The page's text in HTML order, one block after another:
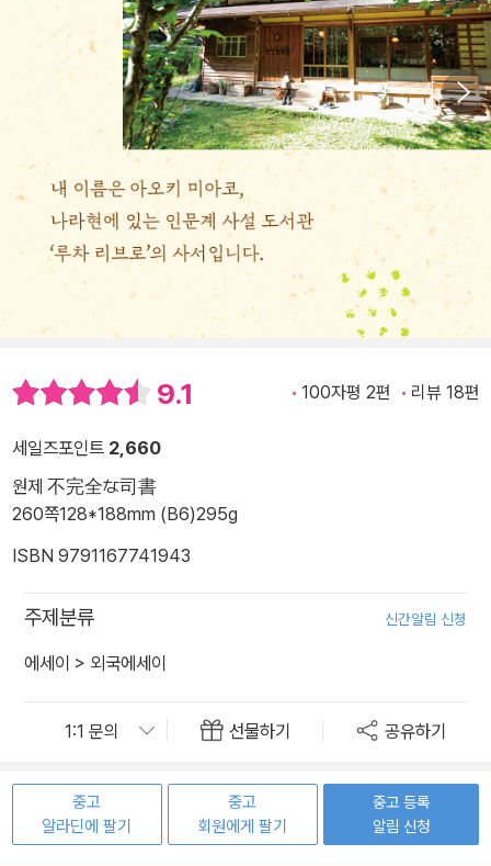
9.1 100자평 2편 리뷰 18편
세일즈포인트 2,660
원제 不完全な司書
260쪽128*188mm (B6)295g
ISBN 9791167741943
주제분류 신간알림 신청
에세이 > 외국에세이
선물하기 공유하기
중고
알라딘에 팔기
중고
회원에게 팔기
중고 등록
알림 신청